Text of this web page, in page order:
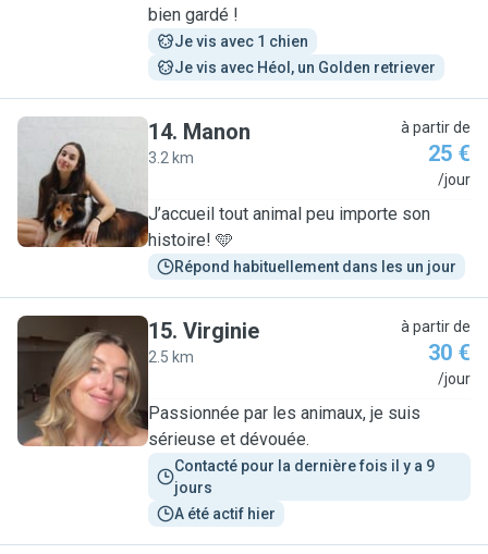
bien gardé !
Je vis avec 1 chien
Je vis avec Héol, un Golden retriever
M
14. Manon
3.2 km
à partir de
25 €
/jour
J’accueil tout animal peu importe son
histoire! 🩵
Répond habituellement dans les un jour
V
15. Virginie
2.5 km
à partir de
30 €
/jour
Passionnée par les animaux, je suis
sérieuse et dévouée.
Contacté pour la dernière fois il y a 9
jours
A été actif hier